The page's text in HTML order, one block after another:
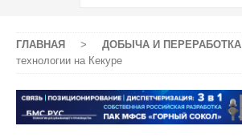
ГЛАВНАЯ > ДОБЫЧА И ПЕРЕРАБОТКА
технологии на Кекуре